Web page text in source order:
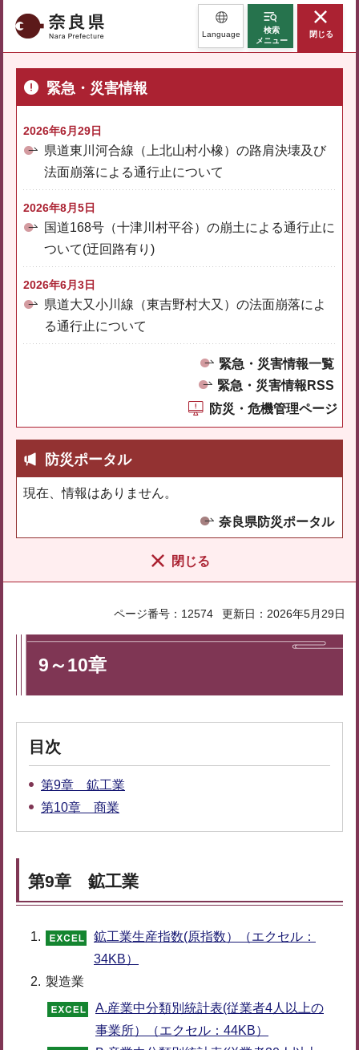
奈良県 Language
検索
メニュー
閉じる
緊急・災害情報
2026年6月29日
県道東川河合線（上北山村小橡）の路肩決壊及び
法面崩落による通行止について
2026年8月5日
国道168号（十津川村平谷）の崩土による通行止に
ついて(迂回路有り)
2026年6月3日
県道大又小川線（東吉野村大又）の法面崩落によ
る通行止について
緊急・災害情報一覧
緊急・災害情報RSS
防災・危機管理ページ
防災ポータル
現在、情報はありません。
奈良県防災ポータル
閉じる
ページ番号：12574 更新日：2026年5月29日
9～10章
目次
第9章 鉱工業
第10章 商業
第9章 鉱工業
鉱工業生産指数(原指数）（エクセル：
34KB）
製造業
A.産業中分類別統計表(従業者4人以上の
事業所）（エクセル：44KB）